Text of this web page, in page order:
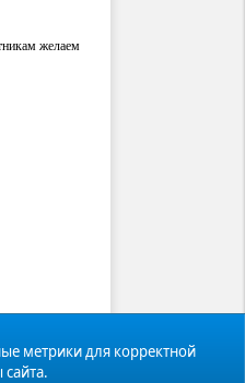
желаем
метрики для корректной